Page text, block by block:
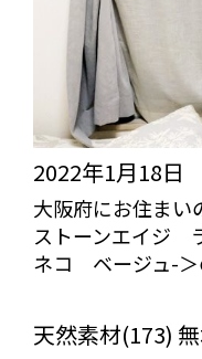
2022年1月18日
大阪府にお住ま
ストーンエイジ
ネコ ベージュ-＞
天然素材(173)